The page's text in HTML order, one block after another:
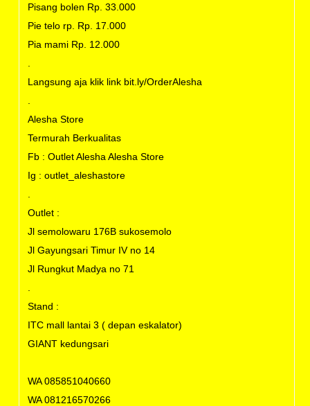
Pisang bolen Rp. 33.000
Pie telo rp. Rp. 17.000
Pia mami Rp. 12.000
Langsung aja klik link bit.ly/OrderAlesha
Alesha Store
Termurah Berkualitas
Fb : Outlet Alesha Alesha Store
Ig : outlet_aleshastore
Outlet :
Jl semolowaru 176B sukosemolo
Jl Gayungsari Timur IV no 14
Jl Rungkut Madya no 71
Stand :
ITC mall lantai 3 ( depan eskalator)
GIANT kedungsari
WA 085851040660
WA 081216570266